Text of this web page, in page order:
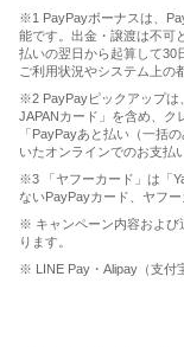
※1 PayPayボーナスは、
能です。出金・譲渡は不可
払いの翌日から起算して30
ご利用状況やシステム上の
※2 PayPayピックアップは
JAPANカード」を含め、ク
「PayPayあと払い（一括
いたオンラインでのお支払
※3 「ヤフーカード」は「
ないPayPayカード、ヤフ
※ キャンペーン内容および
ります。
※ LINE Pay・Alipay（支付